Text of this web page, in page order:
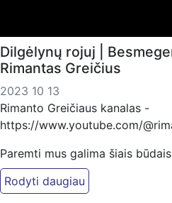
Dilgėlynų rojuj |
Rimantas Greičius
2023 10 13
Rimanto Greičiaus kanalas -
https://www.youtube.com/
Paremti mus galima šiais
Patreon platforma -
https://www.patreon.com/